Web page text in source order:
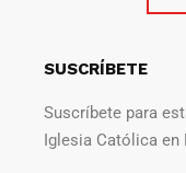
SUSCRÍBETE
Suscríbete para
Iglesia Católica en